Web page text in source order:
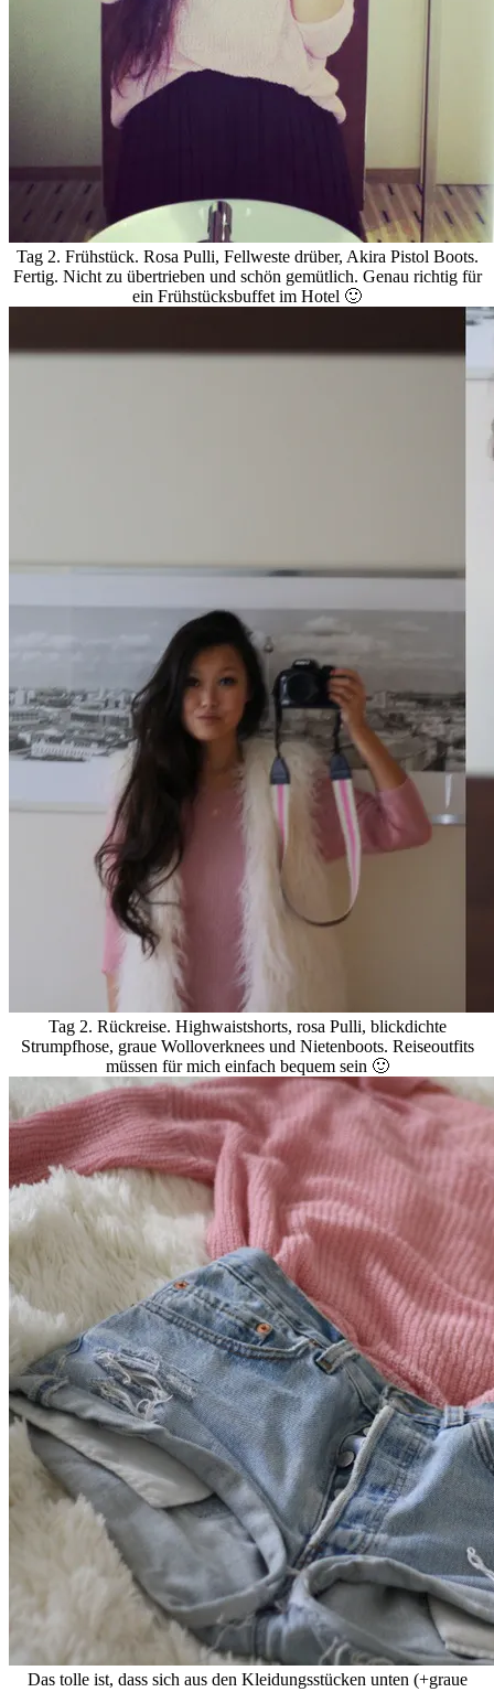
Tag 2. Frühstück. Rosa Pulli, Fellweste drüber, Akira Pistol Boots.
Fertig. Nicht zu übertrieben und schön gemütlich. Genau richtig für
ein Frühstücksbuffet im Hotel 🙂
Tag 2. Rückreise. Highwaistshorts, rosa Pulli, blickdichte
Strumpfhose, graue Wolloverknees und Nietenboots. Reiseoutfits
müssen für mich einfach bequem sein 🙂
Das tolle ist, dass sich aus den Kleidungsstücken unten (+graue